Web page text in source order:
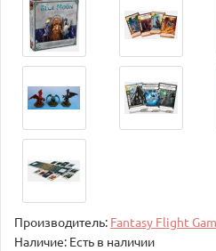
Производитель: Fantasy Flight
Наличие: Есть в наличии